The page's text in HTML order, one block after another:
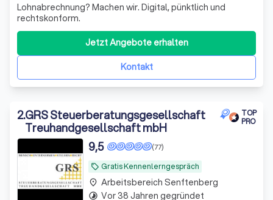
Lohnabrechnung? Machen wir. Digital, pünktlich und
rechtskonform.
Kontakt
Jetzt Angebote erhalten
2.GRS Steuerberatungsgesellschaft
Treuhandgesellschaft mbH
TOP
PRO
local_offer Gratis Kennenlerngespräch
(77)
9,5
place Arbeitsbereich Senftenberg
timelapse Vor 38 Jahren gegründet